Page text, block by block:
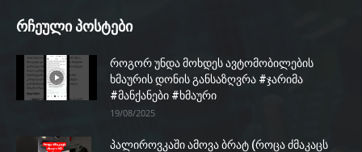
რჩეული პოსტები
როგორ უნდა მოხდეს ავტომობილების
ხმაურის დონის განსაზღვრა #ჯარიმა
#მანქანები #ხმაური
19/08/2025
პალიროვკაში ამოვა ბრატ (როცა ძმაკაცს